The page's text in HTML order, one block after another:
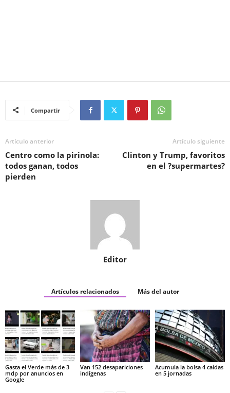
Compartir
Artículo anterior
Centro como la pirinola:
todos ganan, todos
pierden
Artículo siguiente
Clinton y Trump, favoritos
en el ?supermartes?
Editor
Artículos relacionados Más del autor
Gasta el Verde más de 3
mdp por anuncios en
Google
Van 152 desapariciones
indígenas
Acumula la bolsa 4 caídas
en 5 jornadas